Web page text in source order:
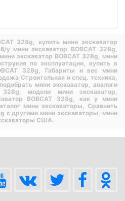
328g, купить мини экскаватор
у мини экскаватор BOBCAT 328g,
экскаватор BOBCAT 328g, мини
по эксплуатации, купить в
328g, Габариты и вес мини
Строительная и спец. техника,
подобрать мини экскаватор, аналоги
328g, модели мини экскаватор,
BOBCAT 328g, как у мини
мини экскаваторы, Сравнить
с другими мини экскаваторы, мини
США.